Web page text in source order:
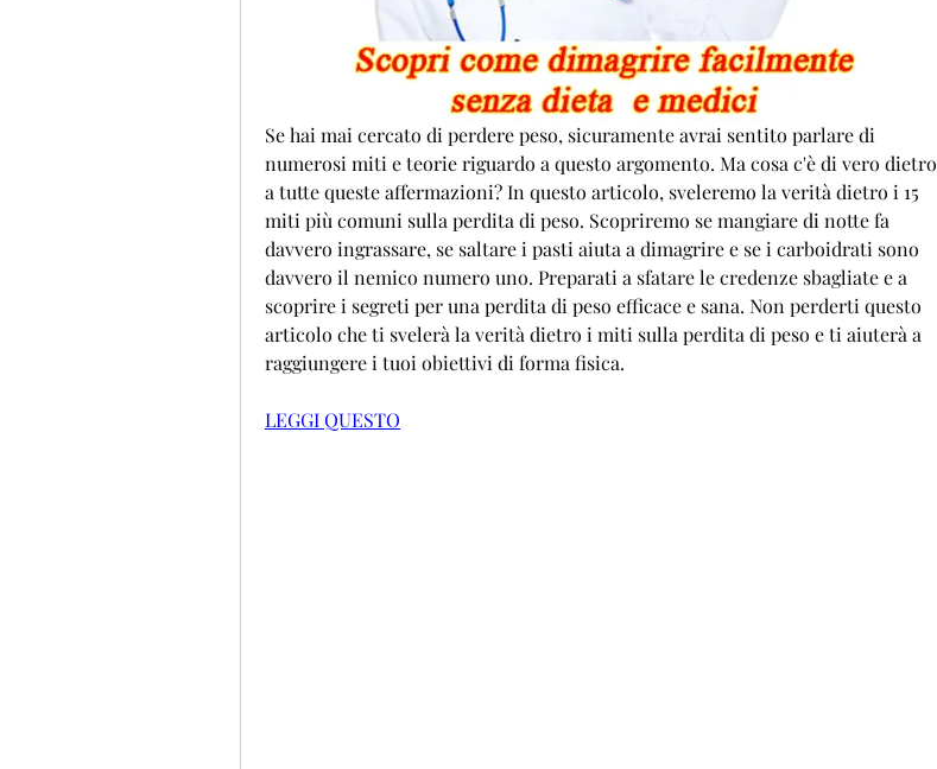
Se hai mai cercato di perdere peso, sicuramente avrai sentito parlare di
numerosi miti e teorie riguardo a questo argomento. Ma cosa c'è di vero dietro
a tutte queste affermazioni? In questo articolo, sveleremo la verità dietro i 15
miti più comuni sulla perdita di peso. Scopriremo se mangiare di notte fa
davvero ingrassare, se saltare i pasti aiuta a dimagrire e se i carboidrati sono
davvero il nemico numero uno. Preparati a sfatare le credenze sbagliate e a
scoprire i segreti per una perdita di peso efficace e sana. Non perderti questo
articolo che ti svelerà la verità dietro i miti sulla perdita di peso e ti aiuterà a
raggiungere i tuoi obiettivi di forma fisica.
LEGGI QUESTO